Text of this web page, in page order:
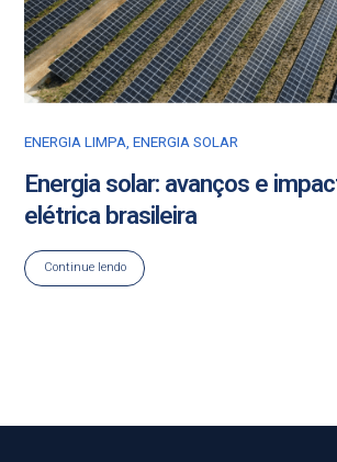
ENERGIA LIMPA ,ENERGIA SOLAR
Energia solar: avanços e
elétrica brasileira
Continue lendo